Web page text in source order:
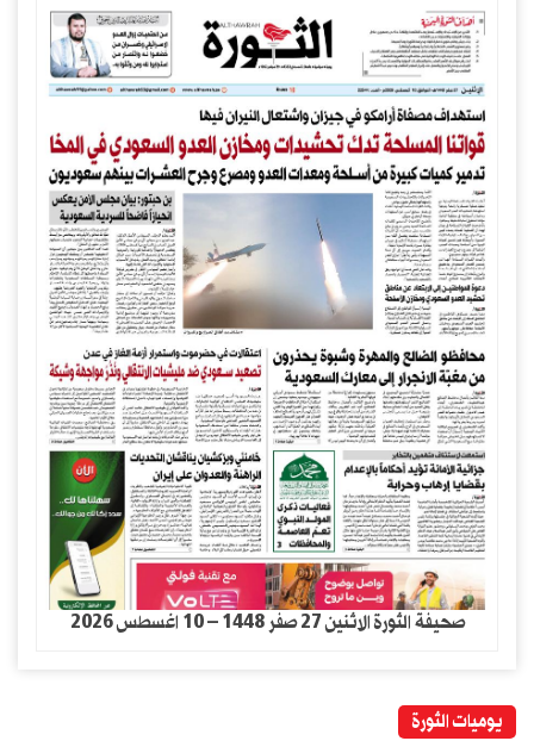
صحيفة الثورة الاثنين 27 صفر 1448 – 10 اغسطس 2026
يوميات الثورة